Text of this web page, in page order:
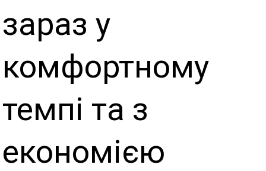
зараз у
комфортному
темпі та з
економією